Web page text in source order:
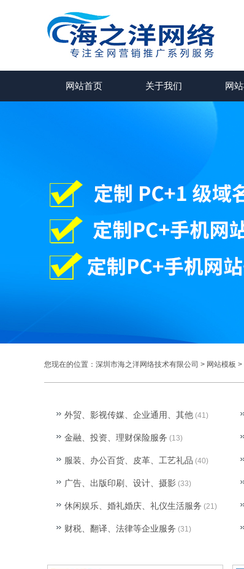
网站首页 关于我们 网
您现在的位置： 深圳市海之洋网络技术有限公司 > 网站模板 >
外贸、影视传媒、企业通用、其他 (41)
金融、投资、理财保险服务 (13)
服装、办公百货、皮革、工艺礼品 (40)
广告、出版印刷、设计、摄影 (33)
休闲娱乐、婚礼婚庆、礼仪生活服务 (21)
财税、翻译、法律等企业服务 (31)